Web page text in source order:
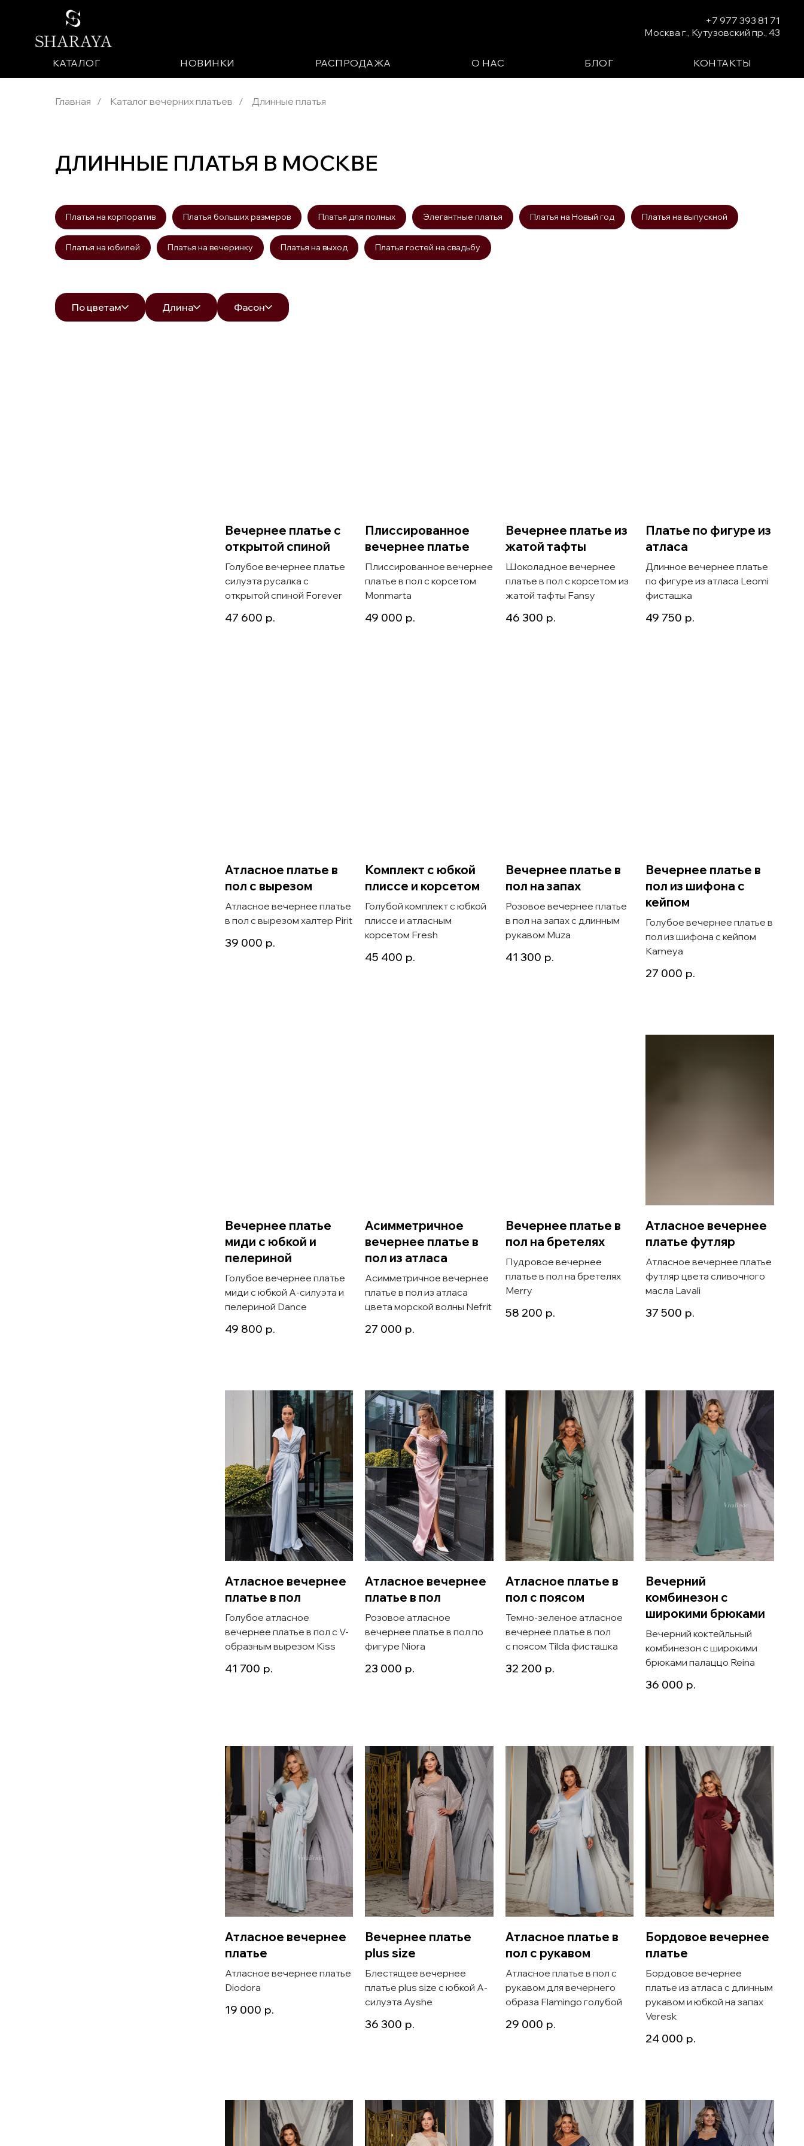
+7 977 393 81 71
Москва г., Кутузовский пр., 43
КАТАЛОГ НОВИНКИ РАСПРОДАЖА О НАС БЛОГ КОНТАКТЫ
Главная / Каталог вечерних платьев / Длинные платья
ДЛИННЫЕ ПЛАТЬЯ В МОСКВЕ
Платья на корпоратив Платья больших размеров Платья для полных Элегантные платья Платья на Новый год Платья на выпускной
Платья на юбилей Платья на вечеринку Платья на выход Платья гостей на свадьбу
По цветам Длина Фасон
Вечернее платье с
открытой спиной
Голубое вечернее платье
силуэта русалка с
открытой спиной Forever
47 600 р.
Плиссированное
вечернее платье
Плиссированное вечернее
платье в пол с корсетом
Monmarta
49 000 р.
Вечернее платье из
жатой тафты
Шоколадное вечернее
платье в пол с корсетом из
жатой тафты Fansy
46 300 р.
Платье по фигуре из
атласа
Длинное вечернее платье
по фигуре из атласа Leomi
фисташка
49 750 р.
Атласное платье в
пол с вырезом
Атласное вечернее платье
в пол с вырезом халтер Pirit
39 000 р.
Комплект с юбкой
плиссе и корсетом
Голубой комплект с юбкой
плиссе и атласным
корсетом Fresh
45 400 р.
Вечернее платье в
пол на запах
Розовое вечернее платье
в пол на запах с длинным
рукавом Muza
41 300 р.
Вечернее платье в
пол из шифона с
кейпом
Голубое вечернее платье в
пол из шифона с кейпом
Kameya
27 000 р.
Вечернее платье
миди с юбкой и
пелериной
Голубое вечернее платье
миди с юбкой А-силуэта и
пелериной Dance
49 800 р.
Асимметричное
вечернее платье в
пол из атласа
Асимметричное вечернее
платье в пол из атласа
цвета морской волны Nefrit
27 000 р.
Вечернее платье в
пол на бретелях
Пудровое вечернее
платье в пол на бретелях
Merry
58 200 р.
Атласное вечернее
платье футляр
Атласное вечернее платье
футляр цвета сливочного
масла Lavali
37 500 р.
Атласное вечернее
платье в пол
Голубое атласное
вечернее платье в пол с V-
образным вырезом Kiss
41 700 р.
Атласное вечернее
платье в пол
Розовое атласное
вечернее платье в пол по
фигуре Niora
23 000 р.
Атласное платье в
пол с поясом
Темно-зеленое атласное
вечернее платье в пол
с поясом Tilda фисташка
32 200 р.
Вечерний
комбинезон с
широкими брюками
Вечерний коктейльный
комбинезон с широкими
брюками палаццо Reina
36 000 р.
Атласное вечернее
платье
Атласное вечернее платье
Diodora
19 000 р.
Вечернее платье
plus size
Блестящее вечернее
платье plus size с юбкой А-
силуэта Ayshe
36 300 р.
Атласное платье в
пол с рукавом
Атласное платье в пол с
рукавом для вечернего
образа Flamingo голубой
29 000 р.
Бордовое вечернее
платье
Бордовое вечернее
платье из атласа с длинным
рукавом и юбкой на запах
Veresk
24 000 р.